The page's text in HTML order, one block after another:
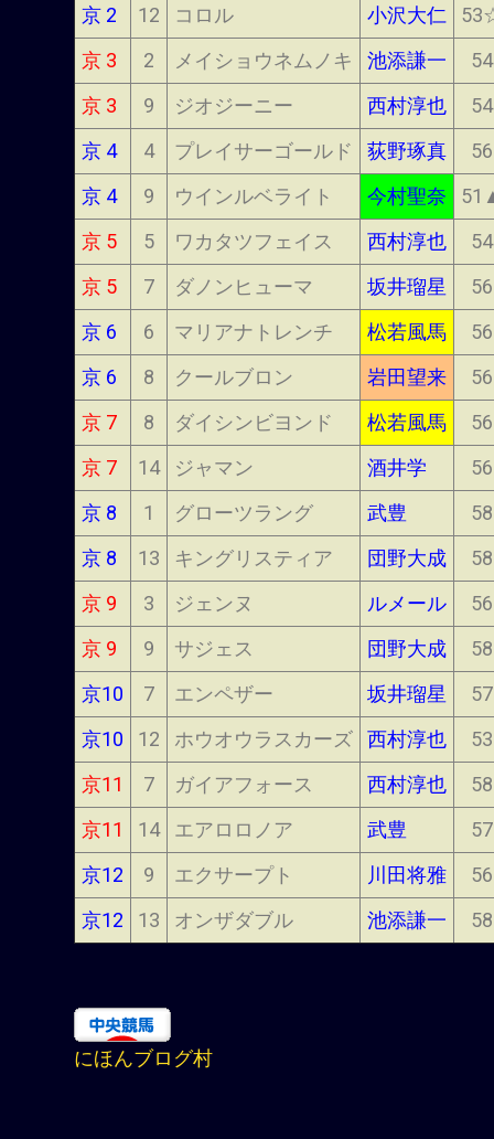
京 2
12 コロル 小沢大仁
京 3
2 メイショウネムノキ 池添謙一
54
京 3
9 ジオジーニー 西村淳也
54
京 4
4 プレイサーゴールド 荻野琢真
56
京 4
9 ウインルベライト 今村聖奈
京 5
5 ワカタツフェイス 西村淳也
54
京 5
7 ダノンヒューマ 坂井瑠星
56
京 6
6 マリアナトレンチ 松若風馬
56
京 6
8 クールブロン 岩田望来
56
京 7
8 ダイシンビヨンド 松若風馬
56
京 7
14 ジャマン 酒井学
56
京 8
1 グローツラング 武豊
58
京 8
13 キングリスティア 団野大成
58
京 9
3 ジェンヌ ルメール
56
京 9
9 サジェス 団野大成
58
京10
7 エンペザー 坂井瑠星
57
京10
12 ホウオウラスカーズ 西村淳也
53
京11
7 ガイアフォース 西村淳也
58
京11
14 エアロロノア 武豊
57
京12
9 エクサープト 川田将雅
56
京12
13 オンザダブル 池添謙一 58
にほんブログ村